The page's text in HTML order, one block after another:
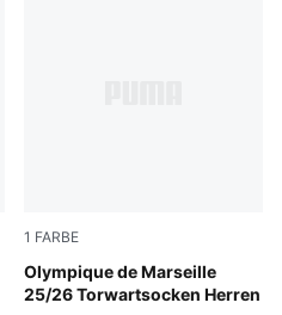
1 FARBE
Olympique de Marseille
25/26 Torwartsocken Herren
Dark Crimson-Sunny Yellow